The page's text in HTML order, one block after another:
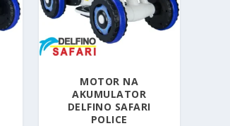
MOTOR NA
AKUMULATOR
DELFINO SAFARI
POLICE